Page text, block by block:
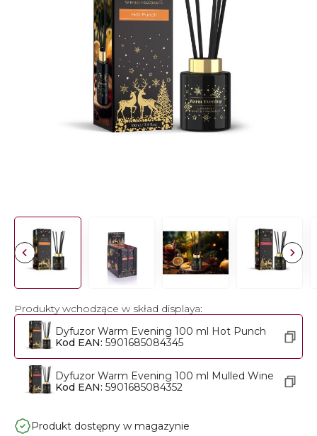
Produkty wchodzące w skład displaya:
Dyfuzor Warm Evening 100 ml Hot Punch
Kod EAN: 5901685084345
Dyfuzor Warm Evening 100 ml Mulled Wine
Kod EAN: 5901685084352
Produkt dostępny w magazynie